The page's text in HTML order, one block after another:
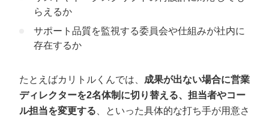
らえるか
サポート品質を監視する委員会や仕組みが社内に
存在するか
たとえばカリトルくんでは、 成果が出ない場合に営業
ディレクターを2名体制に切り替える、担当者やコー
ル担当を変更する 、といった具体的な打ち手が用意さ